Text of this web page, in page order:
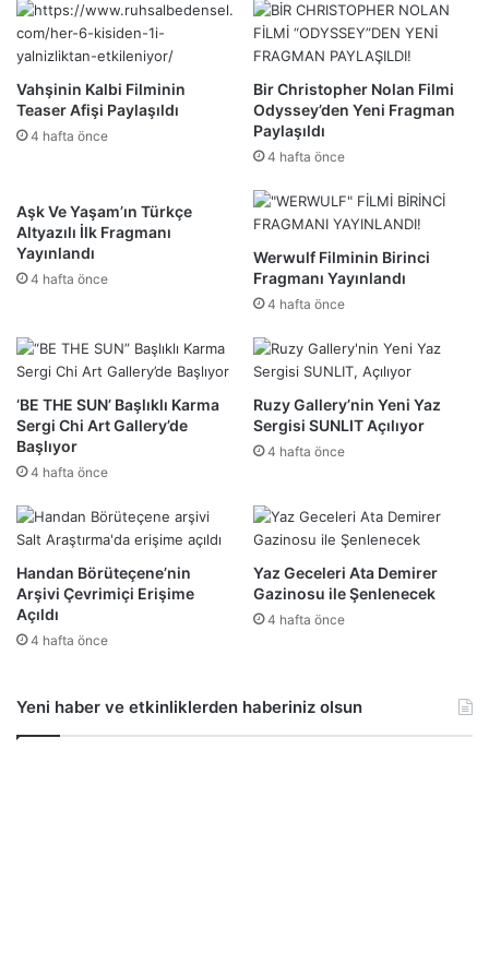
Vahşinin Kalbi Filminin
Teaser Afişi Paylaşıldı
4 hafta önce
Bir Christopher Nolan Filmi
Odyssey’den Yeni Fragman
Paylaşıldı
4 hafta önce
Aşk Ve Yaşam’ın Türkçe
Altyazılı İlk Fragmanı
Yayınlandı
4 hafta önce
Werwulf Filminin Birinci
Fragmanı Yayınlandı
4 hafta önce
‘BE THE SUN’ Başlıklı Karma
Sergi Chi Art Gallery’de
Başlıyor
4 hafta önce
Ruzy Gallery’nin Yeni Yaz
Sergisi SUNLIT Açılıyor
4 hafta önce
Handan Börüteçene’nin
Arşivi Çevrimiçi Erişime
Açıldı
4 hafta önce
Yaz Geceleri Ata Demirer
Gazinosu ile Şenlenecek
4 hafta önce
Yeni haber ve etkinliklerden haberiniz olsun